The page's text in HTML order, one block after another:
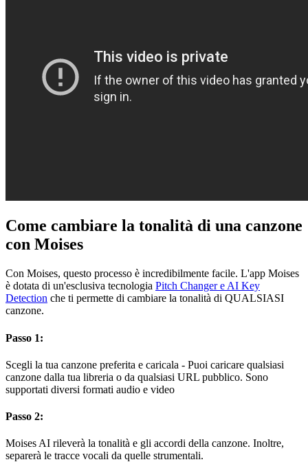
Come cambiare la tonalità di una canzone
con Moises
Con Moises, questo processo è incredibilmente facile. L'app Moises
è dotata di un'esclusiva tecnologia Pitch Changer e AI Key
Detection che ti permette di cambiare la tonalità di QUALSIASI
canzone.
Passo 1:
Scegli la tua canzone preferita e caricala - Puoi caricare qualsiasi
canzone dalla tua libreria o da qualsiasi URL pubblico. Sono
supportati diversi formati audio e video
Passo 2:
Moises AI rileverà la tonalità e gli accordi della canzone. Inoltre,
separerà le tracce vocali da quelle strumentali.